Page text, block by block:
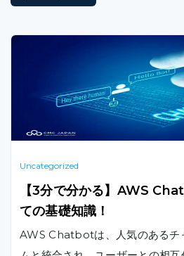
Uncategorized
【3分で分かる】AWS
ての基礎知識！
AWS Chatbotは、人気のあるチ